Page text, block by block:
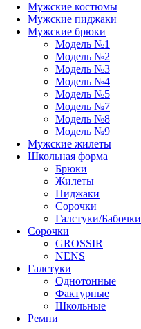
Мужские костюмы
Мужские пиджаки
Мужские брюки
Модель №1
Модель №2
Модель №3
Модель №4
Модель №5
Модель №7
Модель №8
Модель №9
Мужские жилеты
Школьная форма
Брюки
Жилеты
Пиджаки
Сорочки
Галстуки/Бабочки
Сорочки
GROSSIR
NENS
Галстуки
Однотонные
Фактурные
Школьные
Ремни